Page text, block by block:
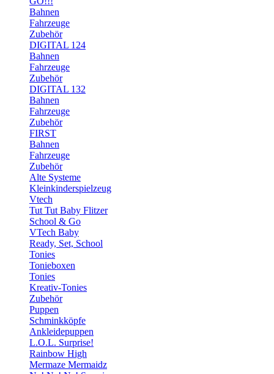
Bahnen
Fahrzeuge
Zubehör
DIGITAL 124
Bahnen
Fahrzeuge
Zubehör
DIGITAL 132
Bahnen
Fahrzeuge
Zubehör
FIRST
Bahnen
Fahrzeuge
Zubehör
Alte Systeme
Kleinkinderspielzeug
Vtech
Tut Tut Baby Flitzer
School & Go
VTech Baby
Ready, Set, School
Tonies
Tonieboxen
Tonies
Kreativ-Tonies
Zubehör
Puppen
Schminkköpfe
Ankleidepuppen
L.O.L. Surprise!
Rainbow High
Mermaze Mermaidz